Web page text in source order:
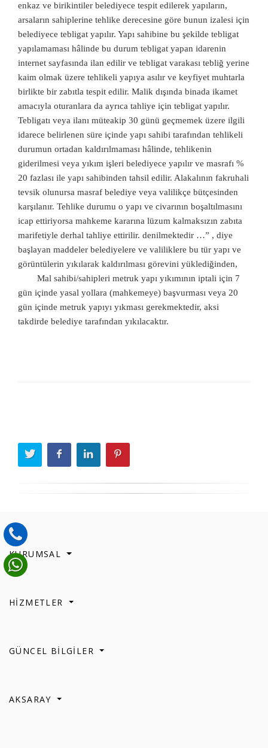
enkaz ve birikintiler belediyece tespit edilerek yapıların,
arsaların sahiplerine tehlike derecesine göre bunun izalesi için
belediyece tebligat yapılır. Yapı sahibine bu şekilde tebligat
yapılamaması hâlinde bu durum tebligat yapan idarenin
internet sayfasında ilan edilir ve tebligat varakası tebliğ yerine
kaim olmak üzere tehlikeli yapıya asılır ve keyfiyet muhtarla
birlikte bir zabıtla tespit edilir. Malik dışında binada ikamet
amacıyla oturanlara da ayrıca tahliye için tebligat yapılır.
Tebligatı veya ilanı müteakip 30 günü geçmemek üzere ilgili
idarece belirlenen süre içinde yapı sahibi tarafından tehlikeli
durumun ortadan kaldırılmaması hâlinde, tehlikenin
giderilmesi veya yıkım işleri belediyece yapılır ve masrafı %
20 fazlası ile yapı sahibinden tahsil edilir. Alakalının fakruhali
tevsik olunursa masraf belediye veya valilikçe bütçesinden
karşılanır. Tehlike durumu o yapı ve civarının boşaltılmasını
icap ettiriyorsa mahkeme kararına lüzum kalmaksızın zabıta
marifetiyle derhal tahliye ettirilir. denilmektedir …” , diye
başlayan maddeler belediyelere ve valiliklere bu tür yapı ve
görüntülerin yıkılarak kaldırılması görevini yüklediğinden,
Mal sahibi/sahipleri metruk yapı yıkımının iptali için 7
gün içinde yasal yollara (mahkemeye) başvurması veya 20
gün içinde metruk yapıyı yıkması gerekmektedir, aksi
takdirde belediye tarafından yıkılacaktır.
KURUMSAL
HİZMETLER
GÜNCEL BİLGİLER
AKSARAY